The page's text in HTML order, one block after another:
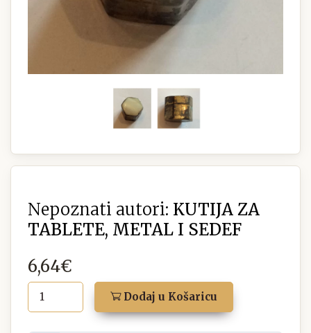
Nepoznati autori: KUTIJA ZA
TABLETE, METAL I SEDEF
6,64€
Dodaj u Košaricu